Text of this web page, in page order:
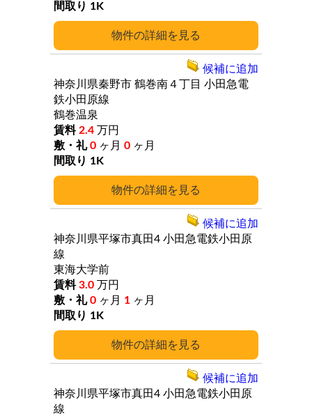
詳細
1K
詳細
神奈川県秦野市 鶴巻南４丁目 小田急電
鉄小田原線
鶴巻温泉
2.4 万円
0 ヶ月 0 ヶ月
1K
候補に追加
詳細
神奈川県平塚市真田4 小田急電鉄小田原
線
東海大学前
3.0 万円
0 ヶ月 1 ヶ月
1K
候補に追加
神奈川県平塚市真田4 小田急電鉄小田原
線
候補に追加